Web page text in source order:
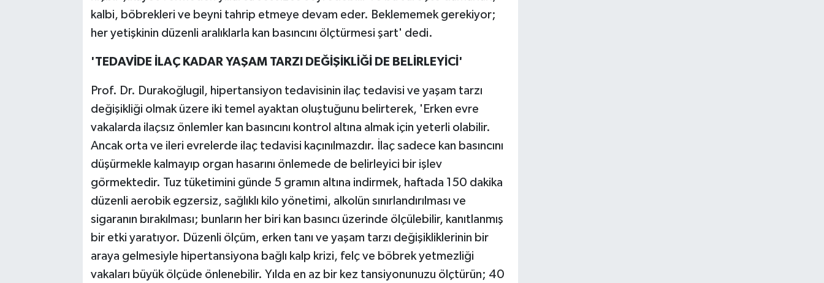
kalbi, böbrekleri ve beyni tahrip etmeye devam eder. Beklememek gerekiyor;
her yetişkinin düzenli aralıklarla kan basıncını ölçtürmesi şart' dedi.
'TEDAVİDE İLAÇ KADAR YAŞAM TARZI DEĞİŞİKLİĞİ DE BELİRLEYİCİ'
Prof. Dr. Durakoğlugil, hipertansiyon tedavisinin ilaç tedavisi ve yaşam tarzı
değişikliği olmak üzere iki temel ayaktan oluştuğunu belirterek, 'Erken evre
vakalarda ilaçsız önlemler kan basıncını kontrol altına almak için yeterli olabilir.
Ancak orta ve ileri evrelerde ilaç tedavisi kaçınılmazdır. İlaç sadece kan basıncını
düşürmekle kalmayıp organ hasarını önlemede de belirleyici bir işlev
görmektedir. Tuz tüketimini günde 5 gramın altına indirmek, haftada 150 dakika
düzenli aerobik egzersiz, sağlıklı kilo yönetimi, alkolün sınırlandırılması ve
sigaranın bırakılması; bunların her biri kan basıncı üzerinde ölçülebilir, kanıtlanmış
bir etki yaratıyor. Düzenli ölçüm, erken tanı ve yaşam tarzı değişikliklerinin bir
araya gelmesiyle hipertansiyona bağlı kalp krizi, felç ve böbrek yetmezliği
vakaları büyük ölçüde önlenebilir. Yılda en az bir kez tansiyonunuzu ölçtürün; 40